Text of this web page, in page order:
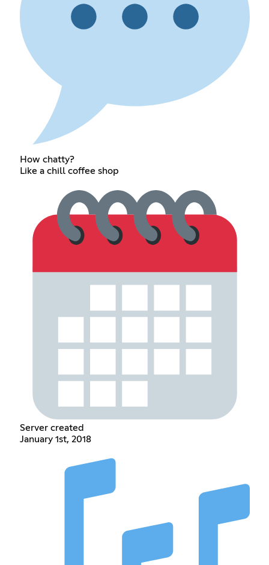
How chatty?
Like a chill coffee shop
Server created
January 1st, 2018